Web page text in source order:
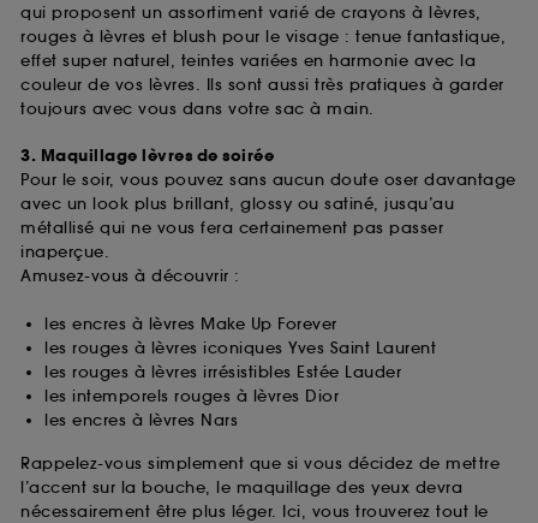
qui proposent un assortiment varié de crayons à lèvres,
rouges à lèvres et blush pour le visage : tenue fantastique,
effet super naturel, teintes variées en harmonie avec la
couleur de vos lèvres. Ils sont aussi très pratiques à garder
toujours avec vous dans votre sac à main.
3. Maquillage lèvres de soirée
Pour le soir, vous pouvez sans aucun doute oser davantage
avec un look plus brillant, glossy ou satiné, jusqu’au
métallisé qui ne vous fera certainement pas passer
inaperçue.
Amusez-vous à découvrir :
les encres à lèvres Make Up Forever
les rouges à lèvres iconiques Yves Saint Laurent
les rouges à lèvres irrésistibles Estée Lauder
les intemporels rouges à lèvres Dior
les encres à lèvres Nars
Rappelez-vous simplement que si vous décidez de mettre
l’accent sur la bouche, le maquillage des yeux devra
nécessairement être plus léger. Ici, vous trouverez tout le